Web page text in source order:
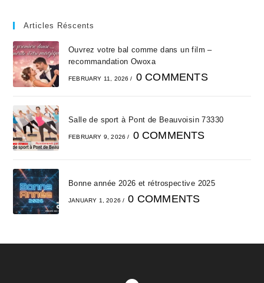
Articles Réscents
Ouvrez votre bal comme dans un film –
recommandation Owoxa
FEBRUARY 11, 2026 / 0 COMMENTS
Salle de sport à Pont de Beauvoisin 73330
FEBRUARY 9, 2026 / 0 COMMENTS
Bonne année 2026 et rétrospective 2025
JANUARY 1, 2026 / 0 COMMENTS